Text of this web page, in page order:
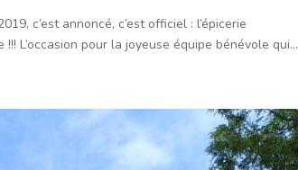
c’est annoncé, c’est officiel : l’épicerie
L’occasion pour la joyeuse équipe bénévole qui...